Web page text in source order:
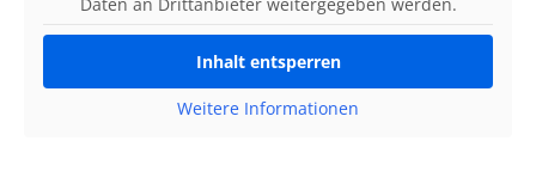
Inhalt entsperren
Weitere Informationen